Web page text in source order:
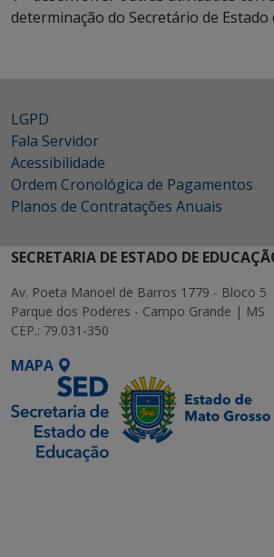
determinação do Secretário de Estado
LGPD
Fala Servidor
Acessibilidade
Ordem Cronológica de Pagamentos
Planos de Contratações Anuais
SECRETARIA DE ESTADO DE
Av. Poeta Manoel de Barros 1779 - Bloco 5
Parque dos Poderes - Campo Grande | MS
CEP.: 79.031-350
MAPA